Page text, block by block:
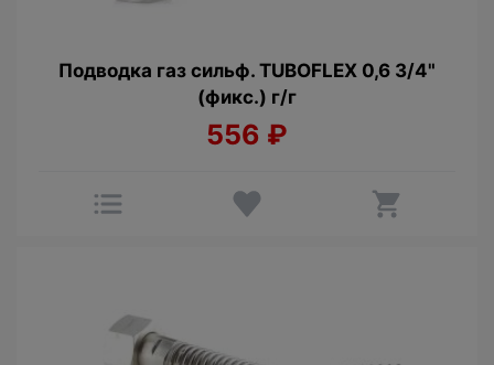
Подводка газ сильф. TUBOFLEX 0,6 3/4"
(фикс.) г/г
556 ₽